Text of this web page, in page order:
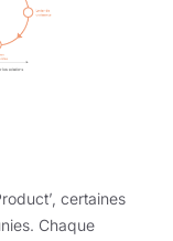
certaines
Chaque